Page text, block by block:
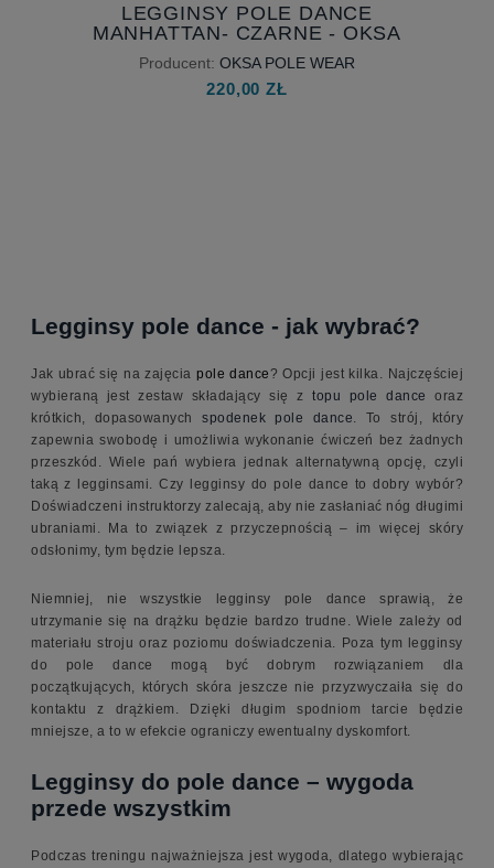
LEGGINSY POLE DANCE
MANHATTAN- CZARNE - OKSA
POLE WEAR - DOSTĘPNE OD
RĘKI
Producent: OKSA POLE WEAR
220,00 ZŁ
Legginsy pole dance - jak wybrać?
Jak ubrać się na zajęcia pole dance ? Opcji jest kilka. Najczęściej
wybieraną jest zestaw składający się ztopu pole dance
oraz
krótkich, dopasowanychspodenek pole dance . To strój, który
zapewnia swobodę i umożliwia wykonanie ćwiczeń bez żadnych
przeszkód. Wiele pań wybiera jednak alternatywną opcję, czyli
taką z legginsami. Czy legginsy do pole dance to dobry wybór?
Doświadczeni instruktorzy zalecają, aby nie zasłaniać nóg długimi
ubraniami. Ma to związek z przyczepnością – im więcej skóry
odsłonimy, tym będzie lepsza.
Niemniej, nie wszystkie legginsy pole dance sprawią, że
utrzymanie się na drążku będzie bardzo trudne. Wiele zależy od
materiału stroju oraz poziomu doświadczenia. Poza tym legginsy
do pole dance mogą być dobrym rozwiązaniem dla
początkujących, których skóra jeszcze nie przyzwyczaiła się do
kontaktu z drążkiem. Dzięki długim spodniom tarcie będzie
mniejsze, a to w efekcie ograniczy ewentualny dyskomfort.
Legginsy do pole dance – wygoda
przede wszystkim
Podczas treningu najważniejsza jest wygoda, dlatego wybierając